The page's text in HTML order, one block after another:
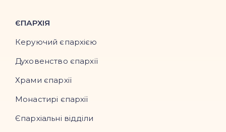
ЄПАРХІЯ
Керуючий єпархією
Духовенство єпархії
Храми єпархії
Монастирі єпархії
Єпархіальні відділи